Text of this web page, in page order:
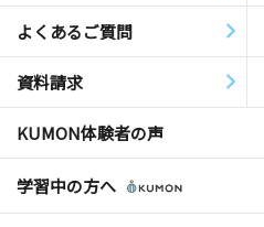
よくあるご質問
資料請求
KUMON体験者の声
学習中の方へ